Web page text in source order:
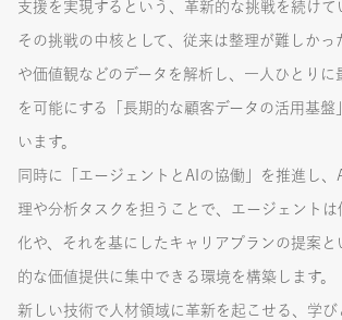
支援を実現するという、革新的な挑戦を続けて
その挑戦の中核として、従来は整理が難しかっ
や価値観などのデータを解析し、一人ひとりに
を可能にする「長期的な顧客データの活用基盤
います。
同時に「エージェントとAIの協働」を推進し、
理や分析タスクを担うことで、エージェント
化や、それを基にしたキャリアプランの提案と
的な価値提供に集中できる環境を構築します。
新しい技術で人材領域に革新を起こせる、学